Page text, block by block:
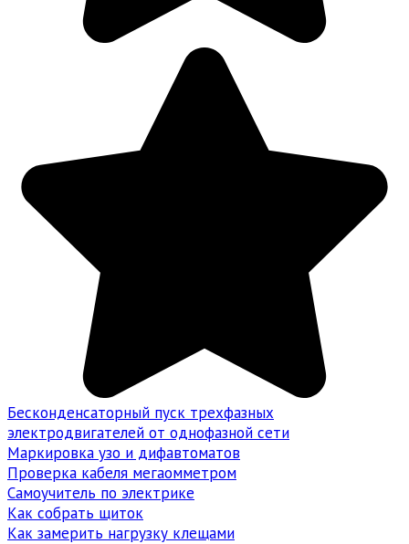
Бесконденсаторный пуск трехфазных
электродвигателей от однофазной сети
Маркировка узо и дифавтоматов
Проверка кабеля мегаомметром
Самоучитель по электрике
Как собрать щиток
Как замерить нагрузку клещами